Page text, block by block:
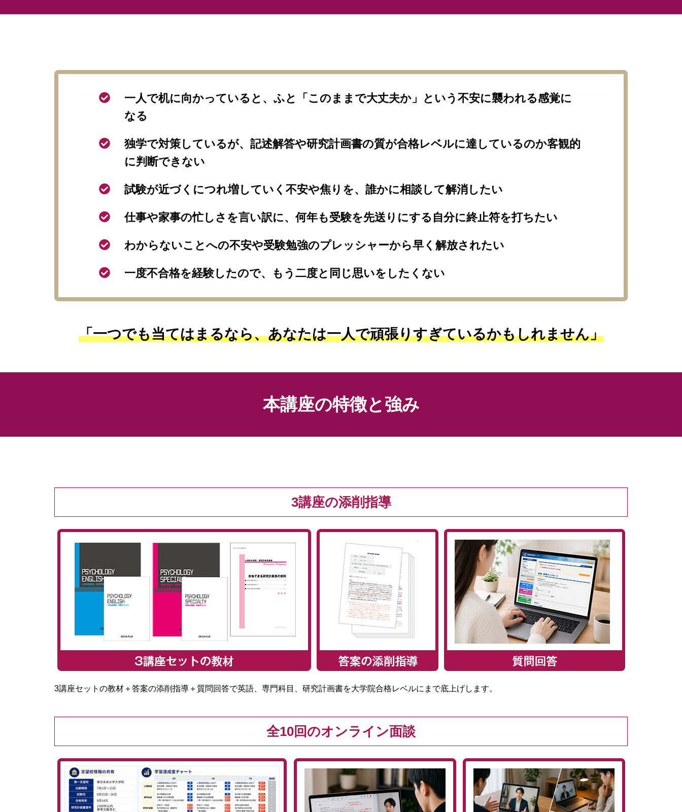
一人で机に向かっていると、ふと「このままで大丈夫か」という不安に襲われる感覚に
なる
独学で対策しているが、記述解答や研究計画書の質が合格レベルに達しているのか客観的
に判断できない
試験が近づくにつれ増していく不安や焦りを、誰かに相談して解消したい
仕事や家事の忙しさを言い訳に、何年も受験を先送りにする自分に終止符を打ちたい
わからないことへの不安や受験勉強のプレッシャーから早く解放されたい
一度不合格を経験したので、もう二度と同じ思いをしたくない
「一つでも当てはまるなら、あなたは一人で頑張りすぎているかもしれません」
本講座の特徴と強み
3講座の添削指導
3講座セットの教材＋答案の添削指導＋質問回答で英語、専門科目、研究計画書を大学院合格レベルにまで底上げします。
全10回のオンライン面談